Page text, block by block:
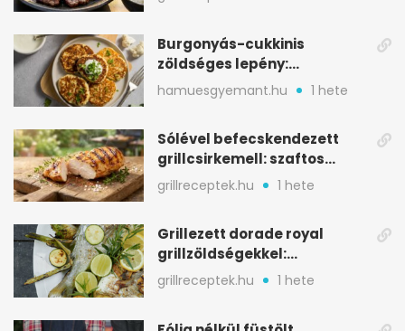
Burgonyás-cukkinis
zöldséges lepény:
aranybarna, szaftos, hús
nélkül is
hamuesgyemant.hu 1 hete
Sólével befecskendezett
grillcsirkemell: szaftos
marad, nem szárad ki
grillreceptek.hu 1 hete
Grillezett dorade royal
grillzöldségekkel:
mediterrán ízek a rostélyról
grillreceptek.hu 1 hete